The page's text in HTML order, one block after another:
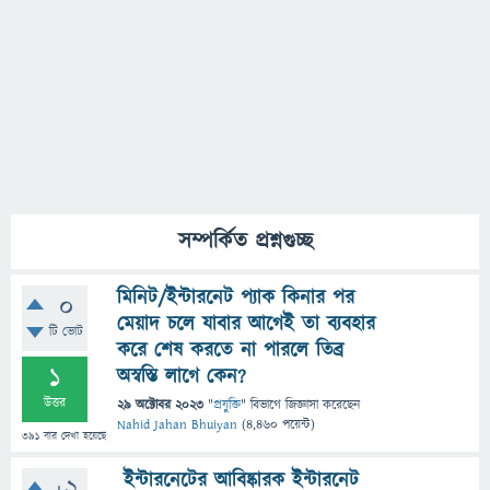
সম্পর্কিত প্রশ্নগুচ্ছ
0
টি ভোট
1
উত্তর
391 বার দেখা হয়েছে
মিনিট/ইন্টারনেট প্যাক কিনার পর
মেয়াদ চলে যাবার আগেই তা ব্যবহার
করে শেষ করতে না পারলে তিব্র
অস্বস্তি লাগে কেন?
29 অক্টোবর 2023 "প্রযুক্তি" বিভাগে জিজ্ঞাসাকরেছেন
Nahid Jahan Bhuiyan (4,460 পয়েন্ট)
ইন্টারনেটের আবিষ্কারক ইন্টারনেট